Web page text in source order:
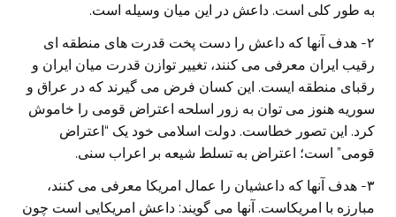
به طور کلی است. داعش در این میان وسیله است.
۲- هدف آنها که داعش را دست پخت قدرت های منطقه ای
رقیب ایران معرفی می کنند، تغییر توازن قدرت میان ایران و
رقبای منطقه ایست. این کسان فرض می گیرند که در عراق و
سوریه هنوز می توان به زور اسلحه اعتراض قومی را خاموش
کرد. این تصور خطاست. دولت اسلامی خود یک “اعتراض
قومی” است؛ اعتراض به تسلط شیعه بر اعراب سنی.
۳- هدف آنها که داعشیان را عمال امریکا معرفی می کنند،
مبارزه با امریکاست. آنها می گویند: داعش امریکایی است چون